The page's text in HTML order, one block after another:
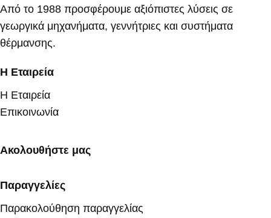
Από το 1988 προσφέρουμε αξιόπιστες λύσεις σε
γεωργικά μηχανήματα, γεννήτριες και συστήματα
θέρμανσης.
Η Εταιρεία
Η Εταιρεία
Επικοινωνία
Ακολουθήστε μας
Παραγγελίες
Παρακολούθηση παραγγελίας